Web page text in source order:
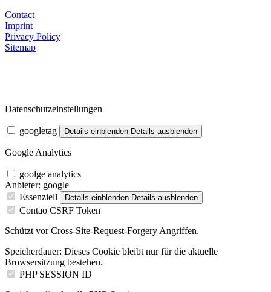
Contact
Imprint
Privacy Policy
Sitemap
Datenschutzeinstellungen
googletag Details einblenden Details ausblenden
Google Analytics
goolge analytics
Anbieter: google
Essenziell
Details einblenden Details ausblenden
Contao CSRF Token
Schützt vor Cross-Site-Request-Forgery Angriffen.
Speicherdauer: Dieses Cookie bleibt nur für die aktuelle
Browsersitzung bestehen.
PHP SESSION ID